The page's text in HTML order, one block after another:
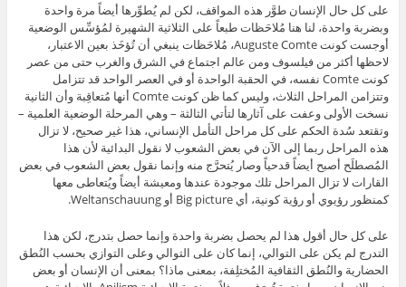
على كل حال الإنسان طوَّر هذه المواقف، لكن لم يُطوِّرها أيضاً مرة واحدة
وبضربة واحدة، لنا هنا مُلاحَظات طبعاً على الثلاثية الشهيرة لمُؤسِّس الوضعية
أوجست كونت Auguste Comte، مُلاحَظات ينبغي أن تُؤخَذ بعين الاعتبار،
لاحظها أكثر من فيلسوف ومن عالم اجتماع في الشرق والغرب حتى من عصر
كونت Comte نفسه، في الحقبة الواحدة أو في العصر الواحد قد تتزامل
وتتزامن المراحل الثلاث، وليس كما ظن كونت Comte أنها مُتعاقِبة وأن الثانية
نسخت الأولى وعفت على آثارها لتأتي الثالثة – وهي المرحلة الوضعية العلمية –
وتقتعد سُدة الحكم على كل مراحل التأمل الإنساني، هذا غير صحيح، لا تزال
هذه المراحل ربما إلى الآن في بعض الشعوب لا نقول البدائية لأن هذا
المُصطلَح أصبح أيضاً قدحياً وصار يُتحرَّج منه وإنما نقول بعض الشعوب في بعض
القارات لا تزال المراحل تلك موجودة عندها ومعيشة أيضاً ويُتعاطى معها
كمنظور رؤيوي أو رؤية كونية، أي Big picture أو Weltanschauung.
على كل حال أقول هذا لم يحصل بضربة واحدة وإنما حصل بتدرج، لكن هذا
التدرج لم يكن على التوالي، إنما كان على التوالي وعلى التوازي بحسب النُطق
الحضارية والنُطق الثقافية المُختلِفة، بمعنى ماذا؟ بمعنى أن الإنسان أو بعض